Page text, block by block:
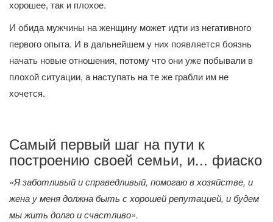
хорошее, так и плохое.
И обида мужчины на женщину может идти из негативного
первого опыта. И в дальнейшем у них появляется боязнь
начать новые отношения, потому что они уже побывали в
плохой ситуации, а наступать на те же грабли им не
хочется.
Самый первый шаг на пути к
построению своей семьи, и... фиаско
«Я заботливый и справедливый, помогаю в хозяйстве, и
жена у меня должна быть с хорошей репутацией, и будем
мы жить долго и счастливо».